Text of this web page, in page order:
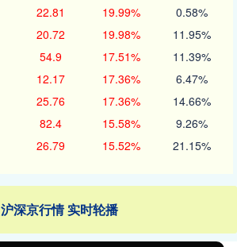
22.81 19.99% 0.58%
20.72 19.98% 11.95%
54.9 17.51% 11.39%
12.17 17.36% 6.47%
25.76 17.36% 14.66%
82.4 15.58% 9.26%
26.79 15.52% 21.15%
沪深京行情 实时轮播